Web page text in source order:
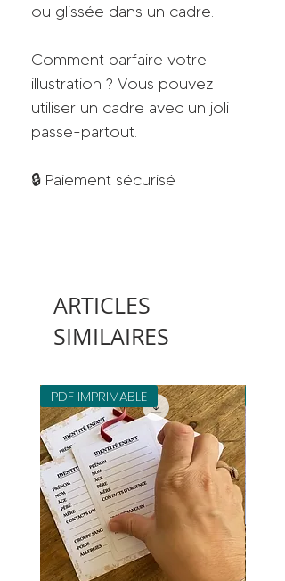
ou glissée dans un cadre.
Comment parfaire votre
illustration ? Vous pouvez
utiliser un cadre avec un joli
passe-partout.
🔒 Paiement sécurisé
ARTICLES
SIMILAIRES
PDF IMPRIMABLE